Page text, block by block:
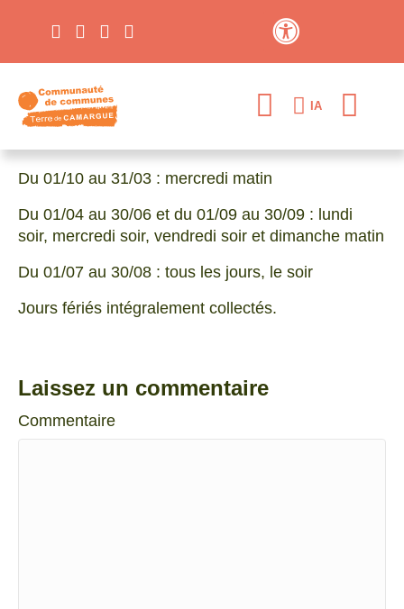
IA
Du 01/10 au 31/03 : mercredi matin
Du 01/04 au 30/06 et du 01/09 au 30/09 : lundi
soir, mercredi soir, vendredi soir et dimanche matin
Du 01/07 au 30/08 : tous les jours, le soir
Jours fériés intégralement collectés.
Laissez un commentaire
Commentaire